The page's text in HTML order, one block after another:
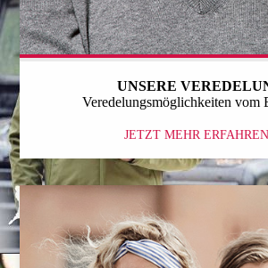
UNSERE
Veredelungsmöglichkeiten vom
JETZT MEHR